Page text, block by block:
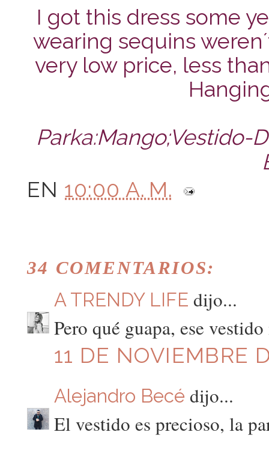
I got this dress some
wearing sequins
very low price, less
Parka:Mango;Vestido-
EN 10:00 A. M.
34 COMENTARIOS:
A TRENDY LIFE dijo...
Pero qué guapa, ese
11 DE NOVIEMBRE
Alejandro Becé dijo...
El vestido es precioso, la